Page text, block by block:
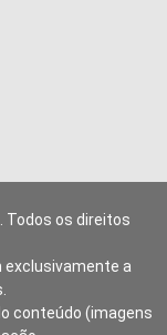
Todos os direitos
exclusivamente a
conteúdo (imagens